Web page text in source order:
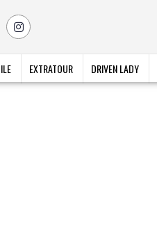
EXTRATOUR DRIVEN LADY